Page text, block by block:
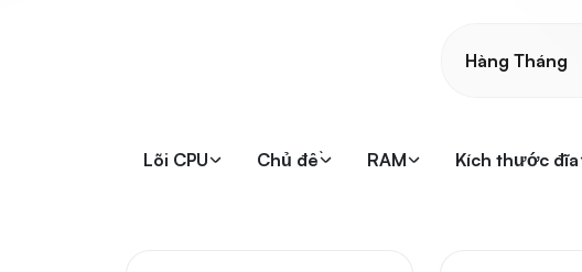
Hàng Tháng
Lõi CPU Chủ đề RAM Kích thước đĩa